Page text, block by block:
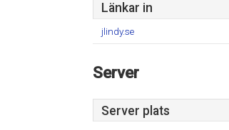
Länkar in
jlindy.se
Server
Server plats